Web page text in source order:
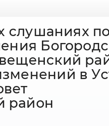
слушаниях
в
район